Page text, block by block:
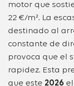
motor que
22 €/m². La
destinado al
constante de
provoca que el
rapidez. Esta
que este 2026